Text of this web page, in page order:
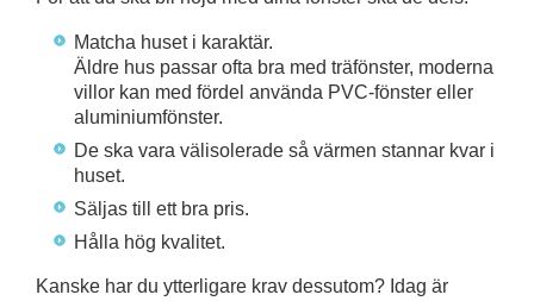
Matcha huset i karaktär.
Äldre hus passar ofta bra med träfönster, moderna
villor kan med fördel använda PVC-fönster eller
aluminiumfönster.
De ska vara välisolerade så värmen stannar kvar i
huset.
Säljas till ett bra pris.
Hålla hög kvalitet.
Kanske har du ytterligare krav dessutom? Idag är